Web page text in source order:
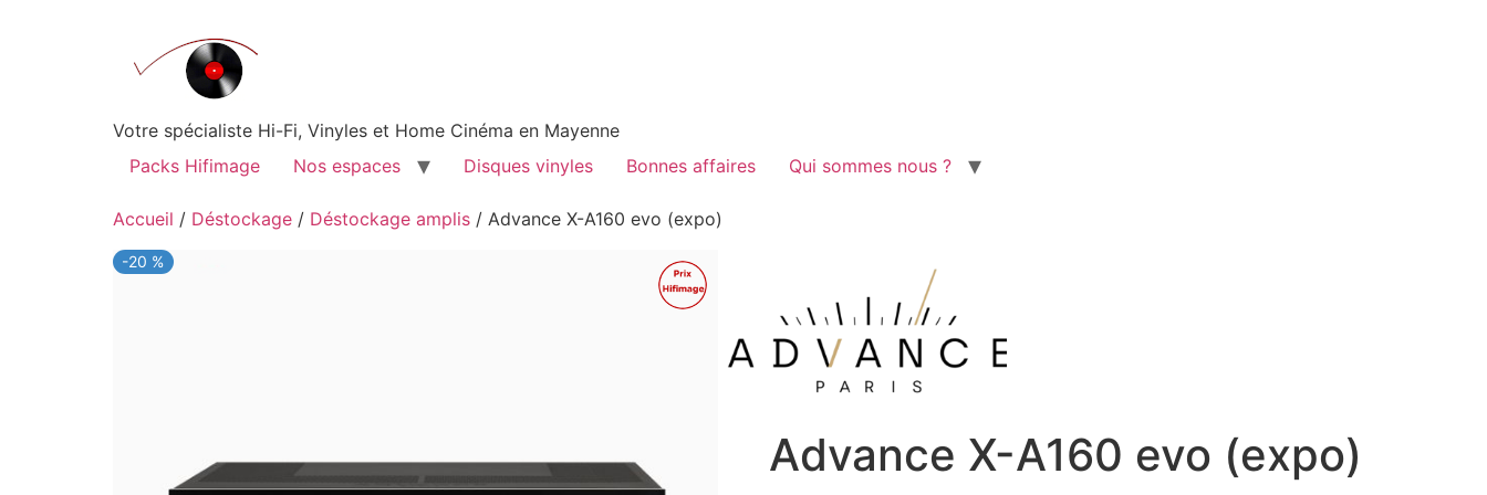
Votre spécialiste Hi-Fi, Vinyles et Home Cinéma en Mayenne
Packs Hifimage
Nos espaces Disques vinyles Bonnes affaires Qui sommes nous ?
Accueil / Déstockage / Déstockage amplis / Advance X-A160 evo (expo)
Promo !
-20 %
Advance X-A160 evo (expo)